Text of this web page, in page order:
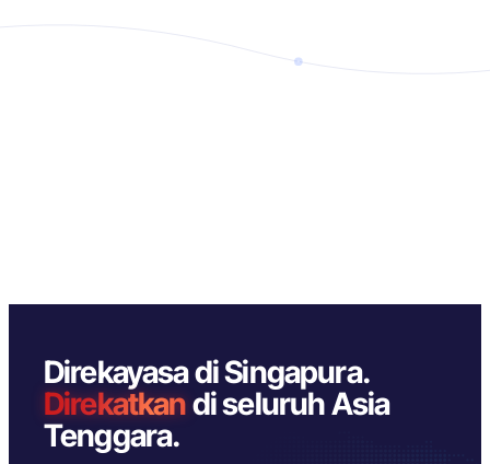
Direkayasa di Singapura.
Direkatkandi seluruh Asia
Tenggara.